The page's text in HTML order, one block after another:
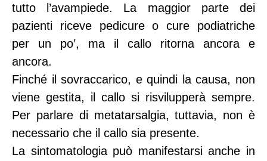
tutto l’avampiede. La maggior parte dei
pazienti riceve pedicure o cure podiatriche
per un po’, ma il callo ritorna ancora e
ancora.
Finché il sovraccarico, e quindi la causa, non
viene gestita, il callo si risvilupperà sempre.
Per parlare di metatarsalgia, tuttavia, non è
necessario che il callo sia presente.
La sintomatologia può manifestarsi anche in